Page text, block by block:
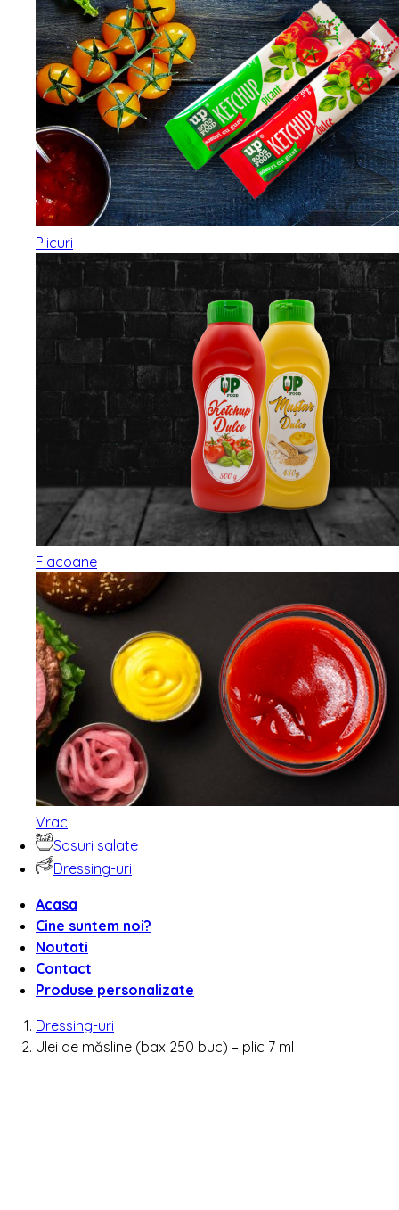
Plicuri
Flacoane
Vrac
Sosuri salate
Dressing-uri
Acasa
Cine suntem noi?
Noutati
Contact
Produse personalizate
Dressing-uri
Ulei de măsline (bax 250 buc) – plic 7 ml